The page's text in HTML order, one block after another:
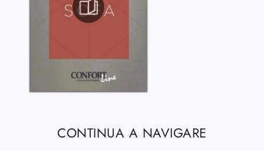
CONTINUA A NAVIGARE